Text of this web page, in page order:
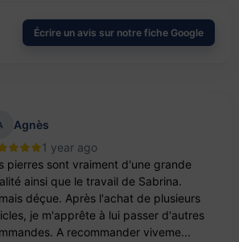
Écrire un avis sur notre fiche Google
Agnès
1 year ago
pierres sont vraiment d'une grande
ainsi que le travail de Sabrina.
déçue. Après l'achat de plusieurs
je m'apprête à lui passer d'autres
A recommander viveme...